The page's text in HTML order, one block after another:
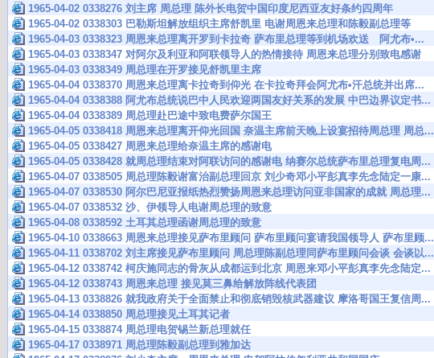
1965-04-02 0338276 刘主席 周总理 陈外长电贺中国印度尼西亚友好条约四周年
1965-04-02 0338303 巴勒斯坦解放组织主席舒凯里 电谢周恩来总理和陈毅副总理等
1965-04-03 0338323 周恩来总理离开罗到卡拉奇 萨布里总理等到机场欢送 阿尤布•...
1965-04-03 0338347 对阿尔及利亚和阿联领导人的热情接待 周恩来总理分别致电感谢
1965-04-03 0338349 周总理在开罗接见舒凯里主席
1965-04-04 0338370 周恩来总理离卡拉奇到仰光 在卡拉奇拜会阿尤布•汗总统并出席...
1965-04-04 0338388 阿尤布总统说巴中人民欢迎两国友好关系的发展 中巴边界议定书...
1965-04-04 0338389 周总理赴巴途中致电费萨尔国王
1965-04-05 0338418 周恩来总理离开仰光回国 奈温主席前天晚上设宴招待周总理 周总...
1965-04-05 0338427 周恩来总理给奈温主席的感谢电
1965-04-05 0338428 就周总理结束对阿联访问的感谢电 纳赛尔总统萨布里总理复电周...
1965-04-07 0338505 周总理陈毅谢富治副总理回京 刘少奇邓小平彭真李先念陆定一康...
1965-04-07 0338530 阿尔巴尼亚报纸热烈赞扬周恩来总理访问亚非国家的成就 周总理...
1965-04-07 0338532 沙、伊领导人电谢周总理的致意
1965-04-08 0338592 土耳其总理函谢周总理的致意
1965-04-10 0338663 周恩来总理接见萨布里顾问 萨布里顾问宴请我国领导人 萨布里顾...
1965-04-11 0338702 刘主席接见萨布里顾问 周总理陈副总理同萨布里顾问会谈 会谈以...
1965-04-12 0338742 柯庆施同志的骨灰从成都运到北京 周恩来邓小平彭真李先念陆定...
1965-04-12 0338743 周恩来总理 接见莫三鼻给解放阵线代表团
1965-04-13 0338826 就我政府关于全面禁止和彻底销毁核武器建议 摩洛哥国王复信周...
1965-04-14 0338850 周总理接见土耳其记者
1965-04-15 0338874 周总理电贺锡兰新总理就任
1965-04-17 0338971 周总理陈毅副总理到雅加达